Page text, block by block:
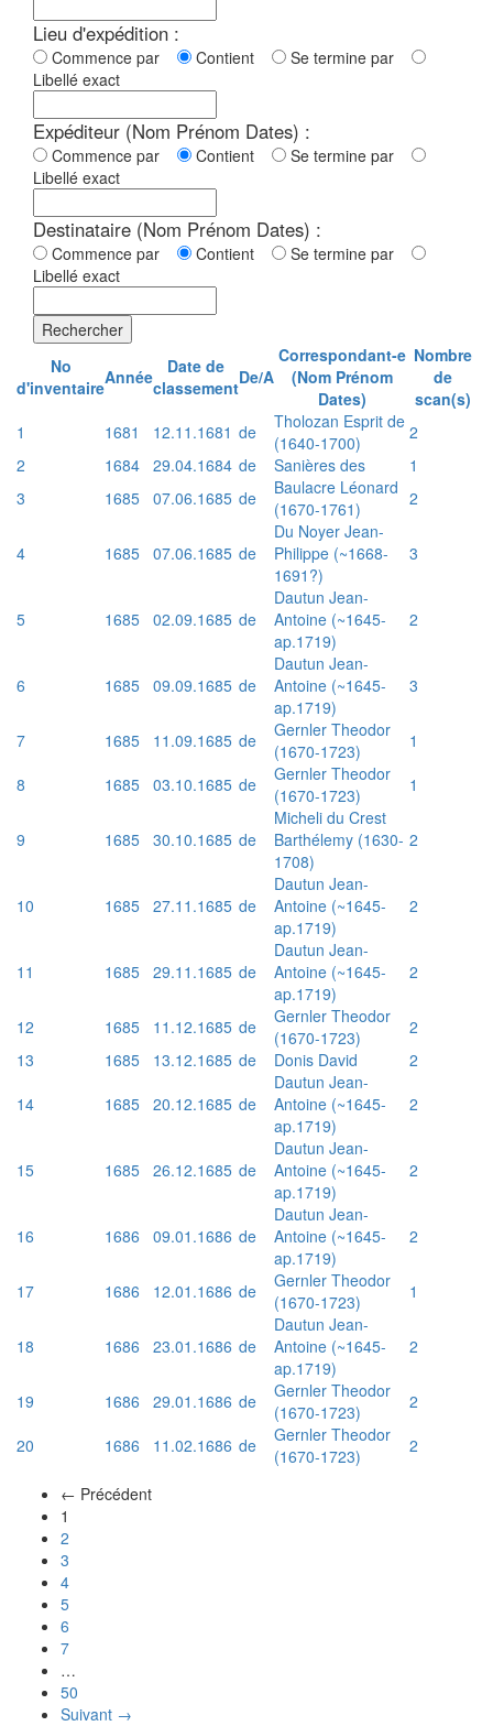
Lieu d'expédition :
Commence par Contient
Se termine par
Libellé exact
Expéditeur (Nom Prénom Dates) :
Commence par Contient
Se termine par
Libellé exact
Destinataire (Nom Prénom Dates) :
Commence par Contient
Se termine par
Libellé exact
Rechercher
No
d'inventaireAnnée
Date de
classementDe/A
Correspondant-e
(Nom Prénom
Dates)
Nombre
de
scan(s)
1
1681 12.11.1681 de
Tholozan Esprit de
(1640-1700)
2
2
1684 29.04.1684 de Sanières des
1
3
1685 07.06.1685 de
Baulacre Léonard
(1670-1761)
2
4 1685 07.06.1685 de
Du Noyer Jean-
Philippe (~1668-
1691?)
3
5 1685 02.09.1685 de
Dautun Jean-
Antoine (~1645-
ap.1719)
2
6 1685 09.09.1685 de
Dautun Jean-
Antoine (~1645-
ap.1719)
3
7 1685 11.09.1685 de
Gernler Theodor
(1670-1723)
1
8
1685 03.10.1685 de
Gernler Theodor
(1670-1723)
1
9 1685 30.10.1685 de
Micheli du Crest
Barthélemy (1630-
1708)
2
10 1685 27.11.1685 de
Dautun Jean-
Antoine (~1645-
ap.1719)
2
11 1685 29.11.1685 de
Dautun Jean-
Antoine (~1645-
ap.1719)
2
12 1685 11.12.1685 de
Gernler Theodor
(1670-1723)
2
13
1685 13.12.1685 de Donis David
2
14
1685 20.12.1685 de
Dautun Jean-
Antoine (~1645-
ap.1719)
2
15 1685 26.12.1685 de
Dautun Jean-
Antoine (~1645-
ap.1719)
2
16 1686 09.01.1686 de
Dautun Jean-
Antoine (~1645-
ap.1719)
2
17 1686 12.01.1686 de
Gernler Theodor
(1670-1723)
1
18 1686 23.01.1686 de
Dautun Jean-
Antoine (~1645-
ap.1719)
2
19 1686 29.01.1686 de
Gernler Theodor
(1670-1723)
2
20
1686 11.02.1686 de
Gernler Theodor
(1670-1723)
2
← Précédent
1
2
3
4
5
6
7
…
50
Suivant →